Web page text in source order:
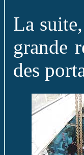
La
grande
des